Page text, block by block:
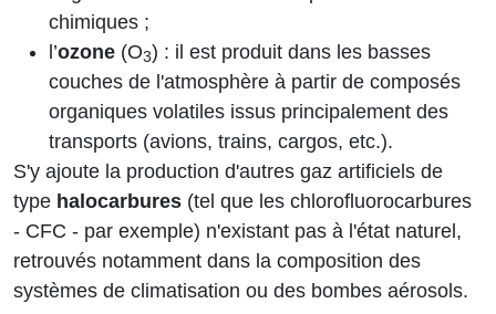
chimiques ;
l’ozone (O3) : il est produit dans les basses
couches de l'atmosphère à partir de composés
organiques volatiles issus principalement des
transports (avions, trains, cargos, etc.).
S'y ajoute la production d'autres gaz artificiels de
type halocarbures (tel que les chlorofluorocarbures
- CFC - par exemple) n'existant pas à l'état naturel,
retrouvés notamment dans la composition des
systèmes de climatisation ou des bombes aérosols.